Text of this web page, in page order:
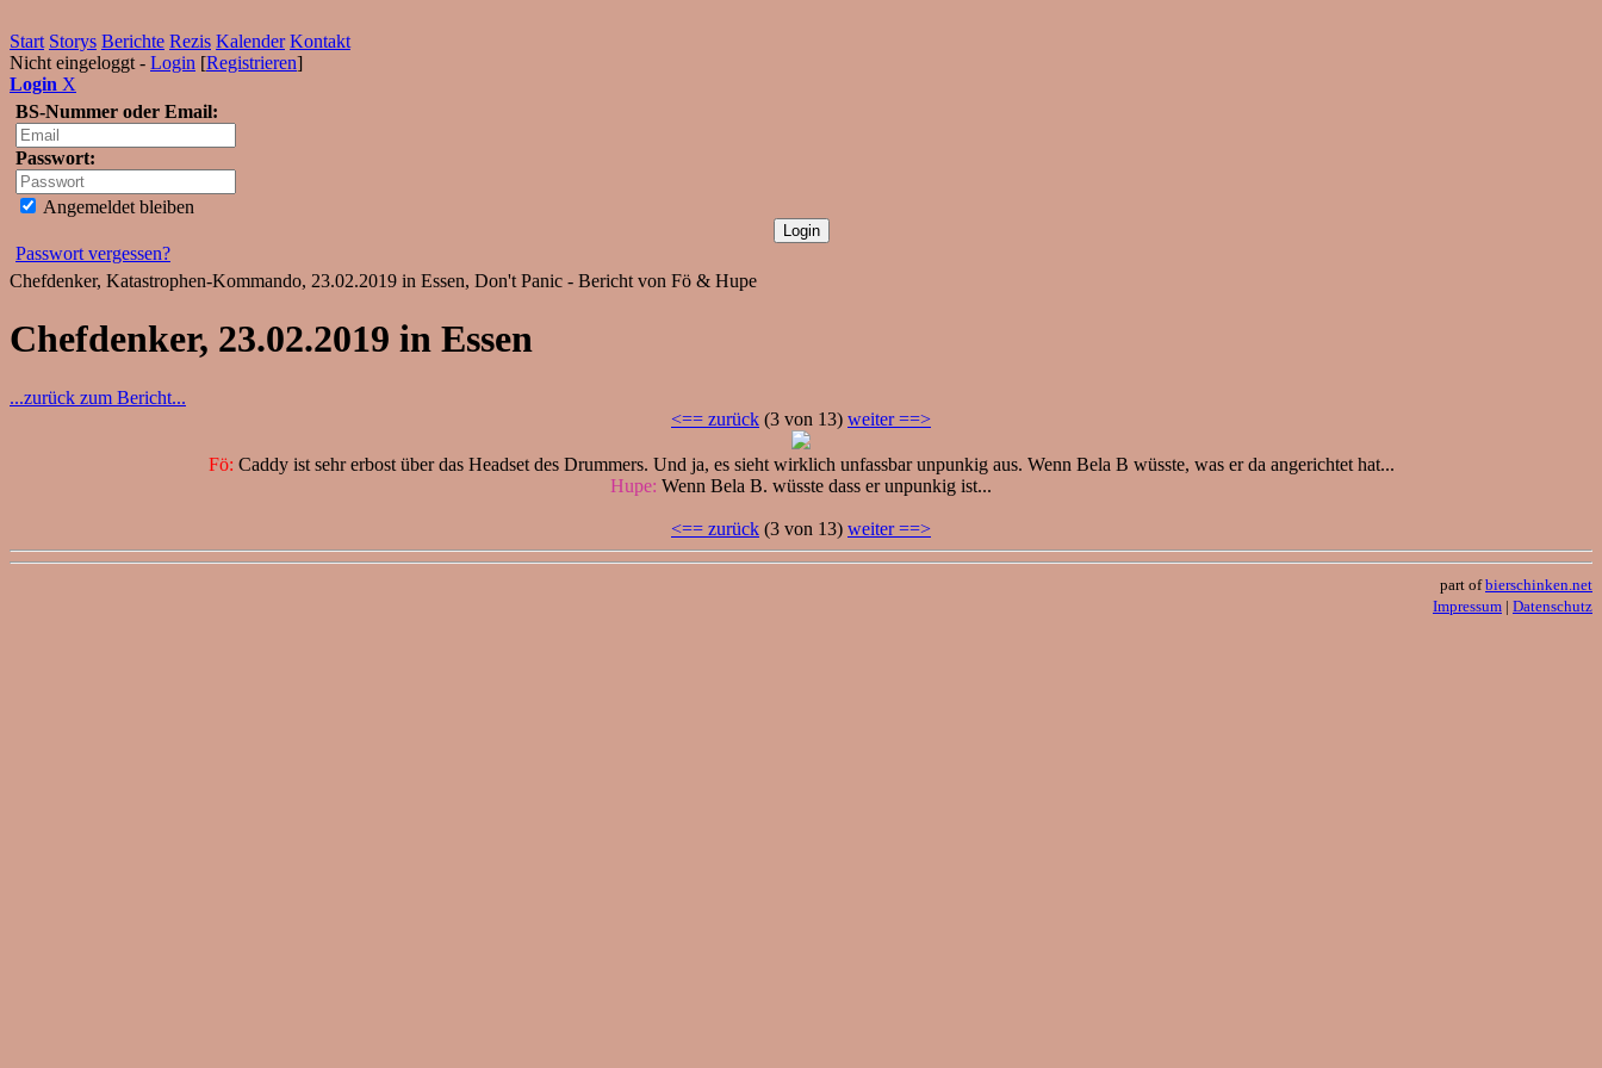
Start Storys Berichte Rezis Kalender Kontakt
Nicht eingeloggt - Login [Registrieren]
Login X
BS-Nummer oder Email:
Passwort:
Angemeldet bleiben
Passwort vergessen?
Chefdenker, Katastrophen-Kommando, 23.02.2019 in Essen, Don't Panic - Bericht von Fö & Hupe
Chefdenker, 23.02.2019 in Essen
...zurück zum Bericht...
<== zurück (3 von 13) weiter ==>
Fö: Caddy ist sehr erbost über das Headset des Drummers. Und ja, es sieht wirklich unfassbar unpunkig aus. Wenn Bela B wüsste, was er da angerichtet hat...
Hupe: Wenn Bela B. wüsste dass er unpunkig ist...
<== zurück (3 von 13) weiter ==>
part ofbierschinken.net
Impressum | Datenschutz